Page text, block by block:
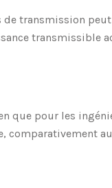
de transmission
transmissible
que pour les
comparativement